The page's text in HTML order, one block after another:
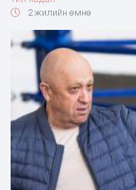
2 жилийн өмнө